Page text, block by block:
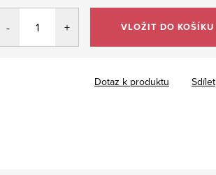
VLOŽIT DO KOŠÍKU
Dotaz k produktu Sdílet